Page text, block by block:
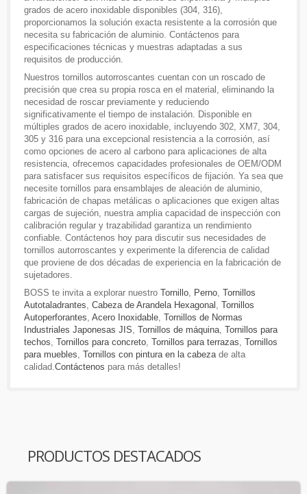
grados de acero inoxidable disponibles (304, 316),
proporcionamos la solución exacta resistente a la corrosión que
necesita su fabricación de aluminio. Contáctenos para
especificaciones técnicas y muestras adaptadas a sus
requisitos de producción.
Nuestros tornillos autorroscantes cuentan con un roscado de
precisión que crea su propia rosca en el material, eliminando la
necesidad de roscar previamente y reduciendo
significativamente el tiempo de instalación. Disponible en
múltiples grados de acero inoxidable, incluyendo 302, XM7, 304,
305 y 316 para una excepcional resistencia a la corrosión, así
como opciones de acero al carbono para aplicaciones de alta
resistencia, ofrecemos capacidades profesionales de OEM/ODM
para satisfacer sus requisitos específicos de fijación. Ya sea que
necesite tornillos para ensamblajes de aleación de aluminio,
fabricación de chapas metálicas o aplicaciones que exigen altas
cargas de sujeción, nuestra amplia capacidad de inspección con
calibración regular y trazabilidad garantiza un rendimiento
confiable. Contáctenos hoy para discutir sus necesidades de
tornillos autorroscantes y experimente la diferencia de calidad
que proviene de dos décadas de experiencia en la fabricación de
sujetadores.
BOSS te invita a explorar nuestro Tornillo Perno Tornillos
Autotaladrantes Cabeza de Arandela Hexagonal
Tornillos
Autoperforantes Acero Inoxidable Tornillos de Normas
Industriales Japonesas JIS Tornillos de máquina Tornillos para
techos Tornillos para concreto Tornillos para terrazas Tornillos
para muebles Tornillos con pintura en la cabeza de alta
calidad. Contáctenos para más detalles!
PRODUCTOS DESTACADOS